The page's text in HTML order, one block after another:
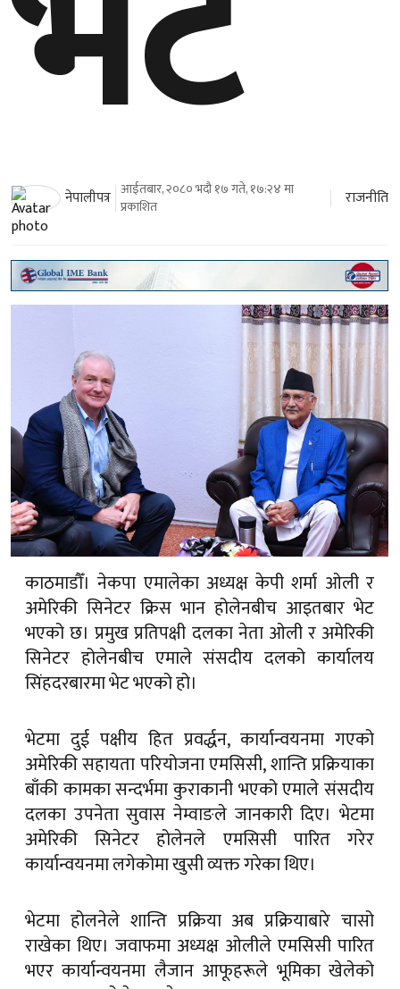
नेपालीपत्र आईतबार, २०८० भदौ १७ गते, १७:२४ मा
प्रकाशित
राजनीति
काठमाडौँ। नेकपा एमालेका अध्यक्ष केपी शर्मा ओली र
अमेरिकी सिनेटर क्रिस भान होलेनबीच आइतबार भेट
भएको छ। प्रमुख प्रतिपक्षी दलका नेता ओली र अमेरिकी
सिनेटर होलेनबीच एमाले संसदीय दलको कार्यालय
सिंहदरबारमा भेट भएको हो।
भेटमा दुई पक्षीय हित प्रवर्द्धन, कार्यान्वयनमा गएको
अमेरिकी सहायता परियोजना एमसिसी, शान्ति प्रक्रियाका
बाँकी कामका सन्दर्भमा कुराकानी भएको एमाले संसदीय
दलका उपनेता सुवास नेम्वाङले जानकारी दिए। भेटमा
अमेरिकी सिनेटर होलेनले एमसिसी पारित गरेर
कार्यान्वयनमा लगेकोमा खुसी व्यक्त गरेका थिए।
भेटमा होलनेले शान्ति प्रक्रिया अब प्रक्रियाबारे चासो
राखेका थिए। जवाफमा अध्यक्ष ओलीले एमसिसी पारित
भएर कार्यान्वयनमा लैजान आफूहरूले भूमिका खेलेको